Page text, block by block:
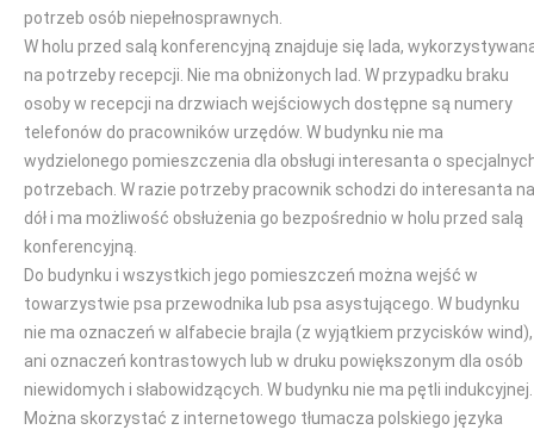
potrzeb osób niepełnosprawnych.
W holu przed salą konferencyjną znajduje się lada,
na potrzeby recepcji. Nie ma obniżonych lad. W przypadku braku
osoby w recepcji na drzwiach wejściowych dostępne są numery
telefonów do pracowników urzędów. W budynku nie ma
wydzielonego pomieszczenia dla obsługi interesanta o
potrzebach. W razie potrzeby pracownik schodzi do interesanta na
dół i ma możliwość obsłużenia go bezpośrednio w holu przed salą
konferencyjną.
Do budynku i wszystkich jego pomieszczeń można wejść w
towarzystwie psa przewodnika lub psa asystującego. W budynku
nie ma oznaczeń w alfabecie brajla (z wyjątkiem przycisków wind),
ani oznaczeń kontrastowych lub w druku powiększonym dla osób
niewidomych i słabowidzących. W budynku nie ma pętli indukcyjnej.
Można skorzystać z internetowego tłumacza polskiego języka